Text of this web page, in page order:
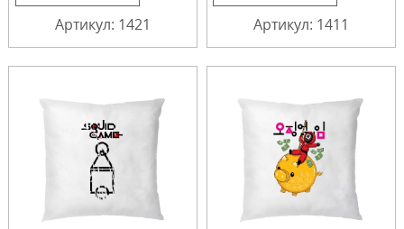
Артикул: 1421 Артикул: 1411